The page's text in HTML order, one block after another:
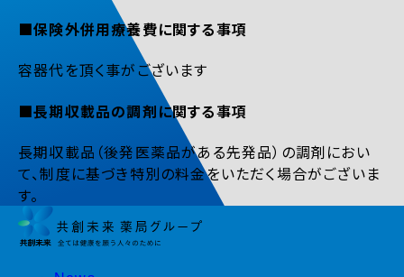
■保険外併用療養費に関する事項
容器代を頂く事がございます
■長期収載品の調剤に関する事項
長期収載品（後発医薬品がある先発品）の調剤におい
て、制度に基づき特別の料金をいただく場合がございま
す。